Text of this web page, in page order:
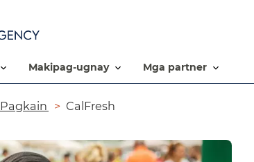
makipag-ugnay​​ mga partner​​
Pagkain​​ CalFresh​​